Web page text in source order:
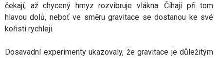
čekají, až chycený hmyz rozvibruje vlákna. Číhají při tom
hlavou dolů, neboť ve směru gravitace se dostanou ke své
kořisti rychleji.
Dosavadní experimenty ukazovaly, že gravitace je důležitým